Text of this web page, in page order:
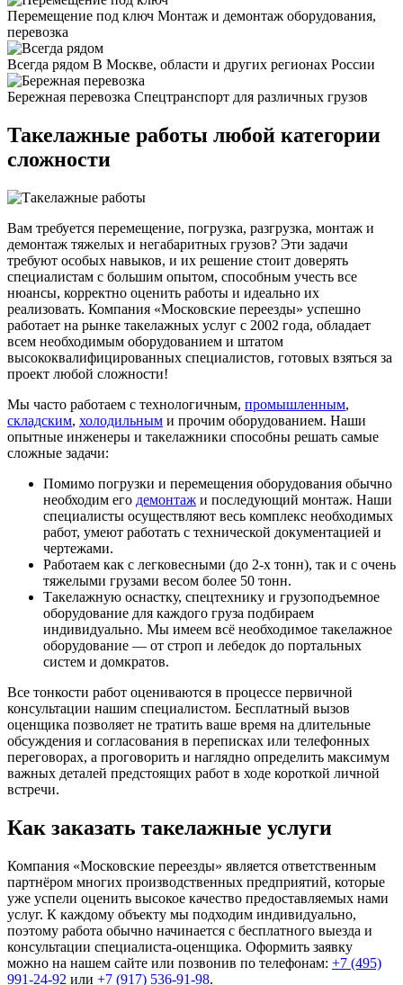
Перемещение под ключ Монтаж и демонтаж оборудования,
перевозка
Всегда рядом В Москве, области и других регионах России
Бережная перевозка Спецтранспорт для различных грузов
Такелажные работы любой категории
сложности
Вам требуется перемещение, погрузка, разгрузка, монтаж и
демонтаж тяжелых и негабаритных грузов? Эти задачи
требуют особых навыков, и их решение стоит доверять
специалистам с большим опытом, способным учесть все
нюансы, корректно оценить работы и идеально их
реализовать. Компания «Московские переезды» успешно
работает на рынке такелажных услуг с 2002 года, обладает
всем необходимым оборудованием и штатом
высококвалифицированных специалистов, готовых взяться за
проект любой сложности!
Мы часто работаем с технологичным, промышленным,
складским, холодильным и прочим оборудованием. Наши
опытные инженеры и такелажники способны решать самые
сложные задачи:
Помимо погрузки и перемещения оборудования обычно
необходим его демонтаж и последующий монтаж. Наши
специалисты осуществляют весь комплекс необходимых
работ, умеют работать с технической документацией и
чертежами.
Работаем как с легковесными (до 2-х тонн), так и с очень
тяжелыми грузами весом более 50 тонн.
Такелажную оснастку, спецтехнику и грузоподъемное
оборудование для каждого груза подбираем
индивидуально. Мы имеем всё необходимое такелажное
оборудование — от строп и лебедок до портальных
систем и домкратов.
Все тонкости работ оцениваются в процессе первичной
консультации нашим специалистом. Бесплатный вызов
оценщика позволяет не тратить ваше время на длительные
обсуждения и согласования в переписках или телефонных
переговорах, а проговорить и наглядно определить максимум
важных деталей предстоящих работ в ходе короткой личной
встречи.
Как заказать такелажные услуги
Компания «Московские переезды» является ответственным
партнёром многих производственных предприятий, которые
уже успели оценить высокое качество предоставляемых нами
услуг. К каждому объекту мы подходим индивидуально,
поэтому работа обычно начинается с бесплатного выезда и
консультации специалиста-оценщика. Оформить заявку
можно на нашем сайте или позвонив по телефонам: +7 (495)
991-24-92 или +7 (917) 536-91-98.